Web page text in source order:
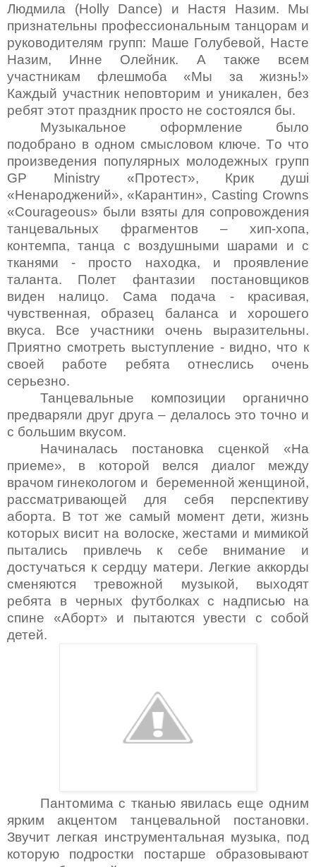
Людмила (Holly Dance) и Настя Назим. Мы
признательны профессиональным танцорам и
руководителям групп: Маше Голубевой, Насте
Назим, Инне Олейник. А также всем
участникам флешмоба «Мы за жизнь!»
Каждый участник неповторим и уникален, без
ребят этот праздник просто не состоялся бы.
Музыкальное оформление было
подобрано в одном смысловом ключе. То что
произведения популярных молодежных групп
GP
Ministry«Протест», Крик душі
«Ненароджений», «Карантин», Casting Crowns
«Courageous» были взяты для сопровождения
танцевальных фрагментов – хип-хопа,
контемпа, танца с воздушными шарами и с
тканями - просто находка, и проявление
таланта. Полет фантазии постановщиков
виден налицо. Сама подача - красивая,
чувственная, образец баланса и хорошего
вкуса. Все участники очень выразительны.
Приятно смотреть выступление - видно, что к
своей работе ребята отнеслись очень
серьезно.
Танцевальные композиции органично
предваряли друг друга – делалось это точно и
с большим вкусом.
Начиналась постановка сценкой «На
приеме», в которой велся диалог между
врачом гинекологом и беременной женщиной,
рассматривающей для себя перспективу
аборта. В тот же самый момент дети, жизнь
которых висит на волоске, жестами и мимикой
пытались привлечь к себе внимание и
достучаться к сердцу матери. Легкие аккорды
сменяются тревожной музыкой, выходят
ребята в черных футболках с надписью на
спине «Аборт» и пытаются увести с собой
детей.
Пантомима с тканью явилась еще одним
ярким акцентом танцевальной постановки.
Звучит легкая инструментальная музыка, под
которую подростки постарше образовывают